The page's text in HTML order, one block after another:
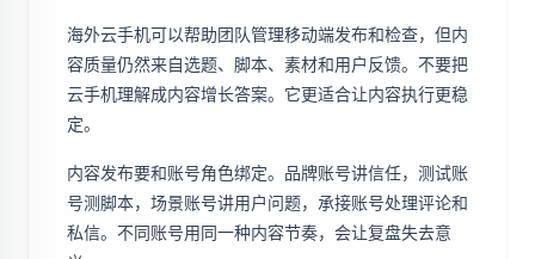
海外云手机可以帮助团队管理移动端发布和检查，但内
容质量仍然来自选题、脚本、素材和用户反馈。不要把
云手机理解成内容增长答案。它更适合让内容执行更稳
定。
内容发布要和账号角色绑定。品牌账号讲信任，测试账
号测脚本，场景账号讲用户问题，承接账号处理评论和
私信。不同账号用同一种内容节奏，会让复盘失去意